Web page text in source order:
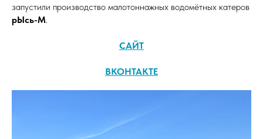
запустили производство малотоннажных водомётных катеров
рЫсь-М.
САЙТ
ВКОНТАКТЕ